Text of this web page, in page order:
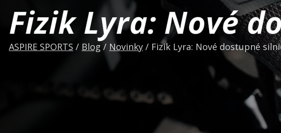
Fizik Lyra: Nové
ASPIRE SPORTS / Blog / Novinky / Fizik Lyra: Nové dostupné